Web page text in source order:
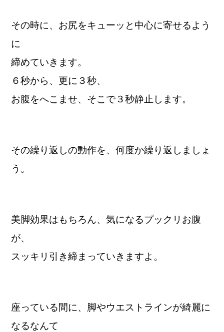
その時に、お尻をキューッと中心に寄せるよう
に
締めていきます。
６秒から、更に３秒、
お腹をへこませ、そこで３秒静止します。
その繰り返しの動作を、何度か繰り返しましょ
う。
美脚効果はもちろん、気になるプックリお腹
が、
スッキリ引き締まっていきますよ。
座っている間に、脚やウエストラインが綺麗に
なるなんて